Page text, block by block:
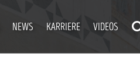
NEWS KARRIERE VIDEOS